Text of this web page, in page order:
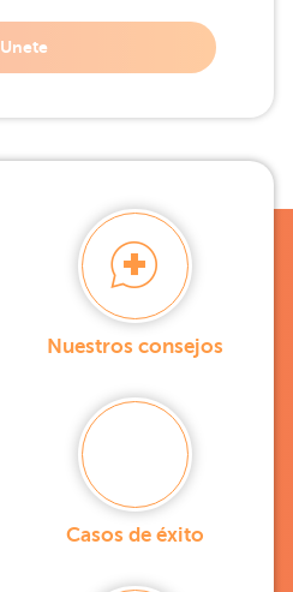
Unete
Nuestros consejos
Casos de éxito